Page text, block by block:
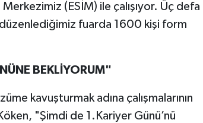
(ESİM) ile çalışıyor. Üç defa
fuarda 1600 kişi form
BEKLİYORUM"
kavuşturmak adına çalışmalarının
"Şimdi de 1.Kariyer Günü’nü